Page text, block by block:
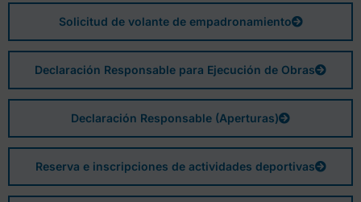
Solicitud de volante de empadronamiento
Declaración Responsable para Ejecución de Obras
Declaración Responsable (Aperturas)
Reserva e inscripciones de actividades deportivas